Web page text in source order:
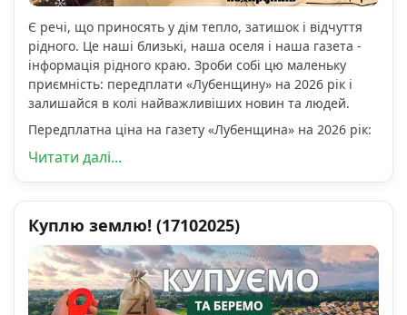
Є речі, що приносять у дім тепло, затишок і відчуття
рідного. Це наші близькі, наша оселя і наша газета -
інформація рідного краю. Зроби собі цю маленьку
приємність: передплати «Лубенщину» на 2026 рік і
залишайся в колі найважливіших новин та людей.
Передплатна ціна на газету «Лубенщина» на 2026 рік:
Читати далі...
Куплю землю! (17102025)